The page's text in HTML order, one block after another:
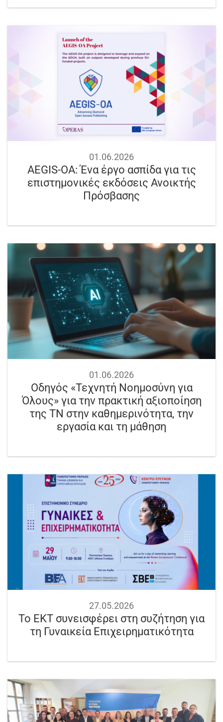
01.06.2026
AEGIS-OA: Ένα έργο ασπίδα για τις
επιστημονικές εκδόσεις Ανοικτής
Πρόσβασης
01.06.2026
Οδηγός «Τεχνητή Νοημοσύνη για
Όλους» για την πρακτική αξιοποίηση
της ΤΝ στην καθημερινότητα, την
εργασία και τη μάθηση
27.05.2026
Το ΕΚΤ συνεισφέρει στη συζήτηση για
τη Γυναικεία Επιχειρηματικότητα